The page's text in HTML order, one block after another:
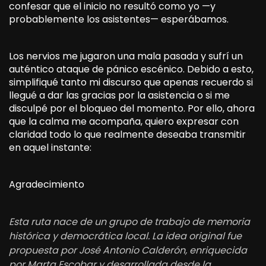
confesar que el inicio no resultó como yo —y
probablemente los asistentes— esperábamos.
Los nervios me jugaron una mala pasada y sufrí un
auténtico ataque de pánico escénico. Debido a esto,
simplifiqué tanto mi discurso que apenas recuerdo si
llegué a dar las gracias por la asistencia o si me
disculpé por el bloqueo del momento. Por ello, ahora
que la calma me acompaña, quiero expresar con
claridad todo lo que realmente deseaba transmitir
en aquel instante:
Agradecimiento
Esta ruta nace de un grupo de trabajo de memoria
histórica y democrática local. La idea original fue
propuesta por José Antonio Calderón, enriquecida